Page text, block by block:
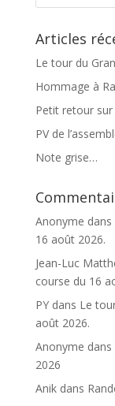
i
v
:
Articles
Le tour du
Hommage à
Petit retour sur
PV de
Note grise…
Anonyme dans
16 août 2026.
Jean-Luc
course du 16
PYdans Le
août 2026.
Anonyme dans
2026
Anikdans